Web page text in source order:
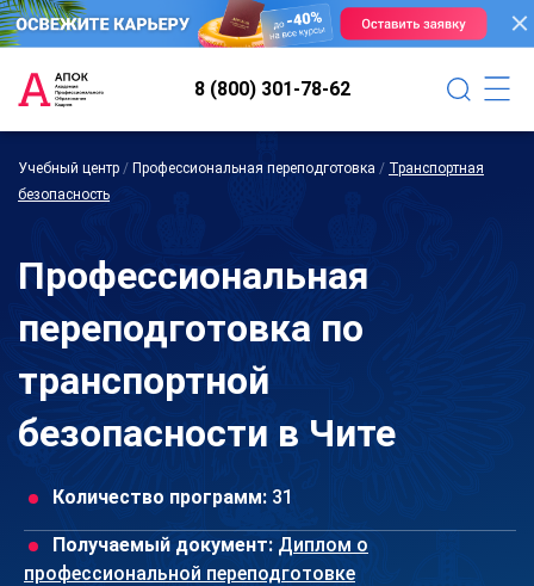
8 (800) 301-78-62
Учебный центр / Профессиональная переподготовка / Транспортная
безопасность
Профессиональная
переподготовка по
транспортной
безопасности в Чите
Количество программ: 31
Получаемый документ: Диплом о
профессиональной переподготовке